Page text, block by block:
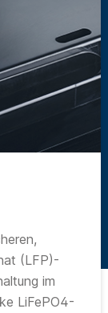
(LFP)-
im
LiFePO4-